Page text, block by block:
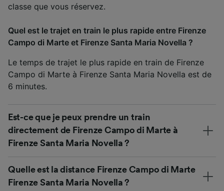
classe que vous réservez.
Quel est le trajet en train le plus rapide entre Firenze
Campo di Marte et Firenze Santa Maria Novella ?
Le temps de trajet le plus rapide en train de Firenze
Campo di Marte à Firenze Santa Maria Novella est de
6 minutes.
Est-ce que je peux prendre un train
directement de Firenze Campo di Marte à
Firenze Santa Maria Novella ?
Quelle est la distance Firenze Campo di Marte
Firenze Santa Maria Novella ?